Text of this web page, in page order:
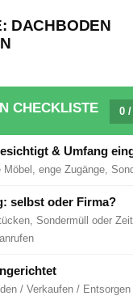
DACHBODEN
CHECKLISTE 0
& Umfang
enge Zugänge,
selbst oder Firma?
Sondermüll oder
/ Verkaufen /